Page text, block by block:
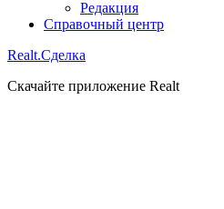
Редакция
Справочный центр
Realt.Сделка
Скачайте приложение Realt